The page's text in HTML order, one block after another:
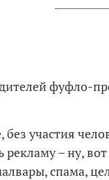
фуфло-
участия
рекламу – ну,
спама,